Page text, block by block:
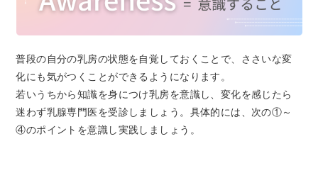
普段の自分の乳房の状態を自覚しておくことで、ささいな変
化にも気がつくことができるようになります。
若いうちから知識を身につけ乳房を意識し、変化を感じたら
迷わず乳腺専門医を受診しましょう。具体的には、次の①～
④のポイントを意識し実践しましょう。